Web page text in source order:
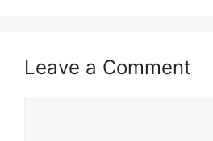
Leave a Comment